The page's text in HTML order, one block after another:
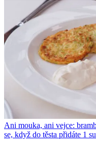
Ani mouka, ani vejce:
se, když do těsta přidáte 1